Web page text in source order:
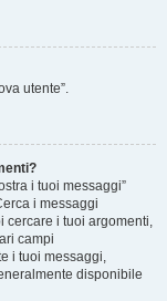
utente”.
i tuoi messaggi”
i messaggi
cercare i tuoi argomenti,
campi
i tuoi messaggi,
disponibile